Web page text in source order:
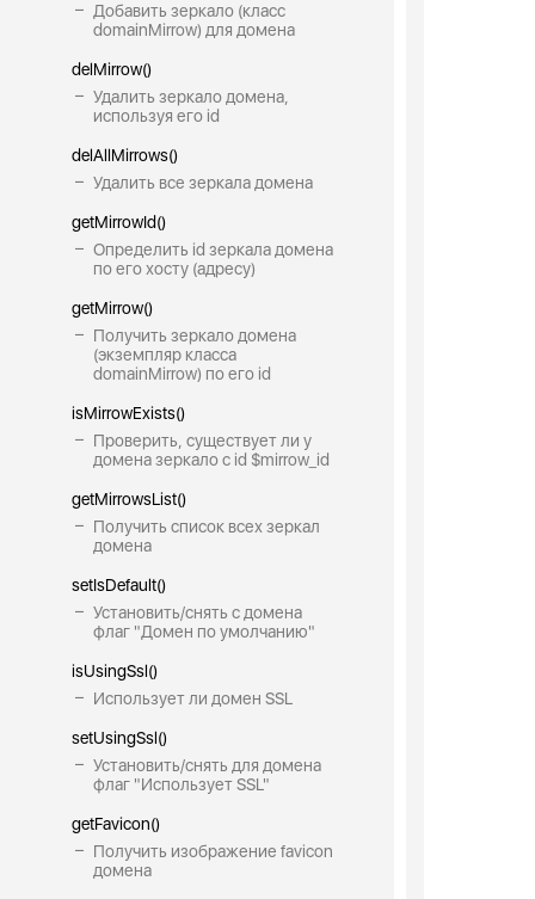
Добавить зеркало (класс
domainMirrow) для домена
delMirrow()
Удалить зеркало домена,
используя его id
delAllMirrows()
Удалить все зеркала домена
getMirrowId()
Определить id зеркала домена
по его хосту (адресу)
getMirrow()
Получить зеркало домена
(экземпляр класса
domainMirrow) по его id
isMirrowExists()
Проверить, существует ли у
домена зеркало с id $mirrow_id
getMirrowsList()
Получить список всех зеркал
домена
setIsDefault()
Установить/снять с домена
флаг "Домен по умолчанию"
isUsingSsl()
Использует ли домен SSL
setUsingSsl()
Установить/снять для домена
флаг "Использует SSL"
getFavicon()
Получить изображение favicon
домена